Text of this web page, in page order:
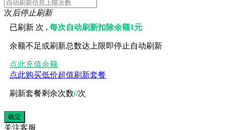
次后停止刷新
已刷新 次 ,每次自动刷新扣除余额1元
余额不足或刷新总数达上限即停止自动刷新
点此充值余额
点此购买低价超值刷新套餐
刷新套餐剩余次数0次
关注客服